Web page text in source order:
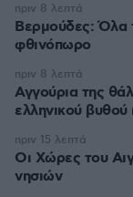
Βερμούδες: Όλα
φθινόπωρο
πριν 8 λεπτά
Αγγούρια της
ελληνικού βυθού
πριν 8 λεπτά
Οι Xώρες του
νησιών
πριν 15 λεπτά